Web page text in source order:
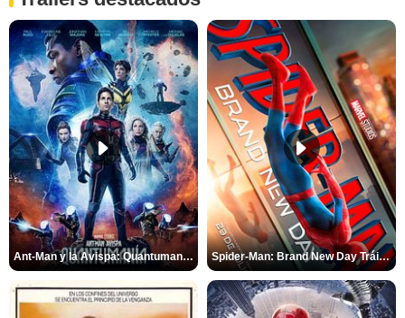
Ant-Man y la Avispa: Quantumanía Tráiler (2) Spider-Man: Brand New Day Tráiler (3)